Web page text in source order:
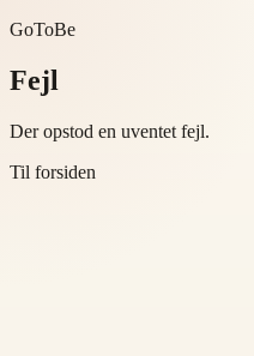
GoToBe
Fejl
Der opstod en uventet fejl.
Til forsiden